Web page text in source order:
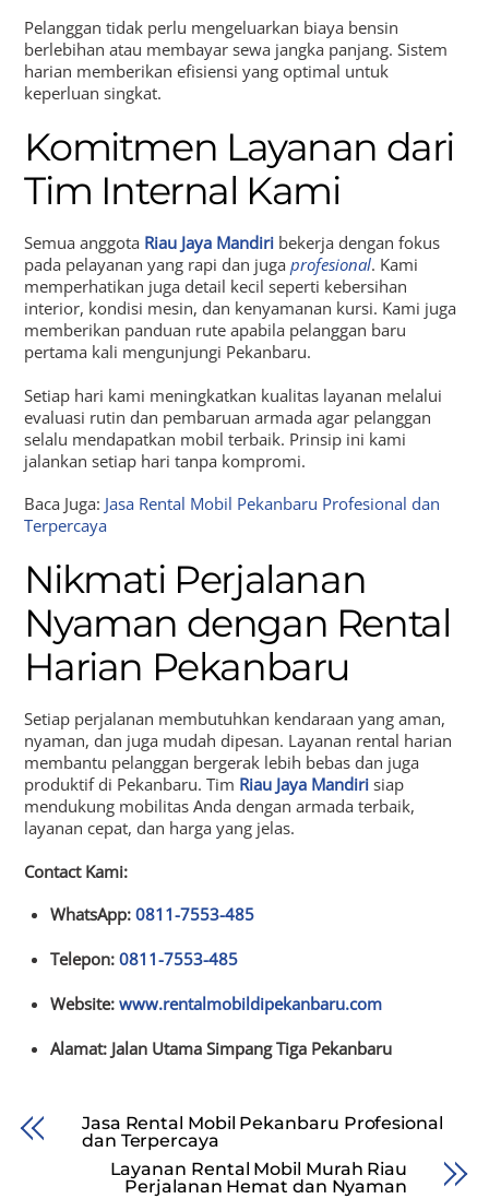
Pelanggan tidak perlu mengeluarkan biaya bensin
berlebihan atau membayar sewa jangka panjang. Sistem
harian memberikan efisiensi yang optimal untuk
keperluan singkat.
Komitmen Layanan dari
Tim Internal Kami
Semua anggota Riau Jaya Mandiri bekerja dengan fokus
pada pelayanan yang rapi dan jugaprofesional. Kami
memperhatikan juga detail kecil seperti kebersihan
interior, kondisi mesin, dan kenyamanan kursi. Kami juga
memberikan panduan rute apabila pelanggan baru
pertama kali mengunjungi Pekanbaru.
Setiap hari kami meningkatkan kualitas layanan melalui
evaluasi rutin dan pembaruan armada agar pelanggan
selalu mendapatkan mobil terbaik. Prinsip ini kami
jalankan setiap hari tanpa kompromi.
Baca Juga: Jasa Rental Mobil Pekanbaru Profesional dan
Terpercaya
Nikmati Perjalanan
Nyaman dengan Rental
Harian Pekanbaru
Setiap perjalanan membutuhkan kendaraan yang aman,
nyaman, dan juga mudah dipesan. Layanan rental harian
membantu pelanggan bergerak lebih bebas dan juga
produktif di Pekanbaru. Tim Riau Jaya Mandiri siap
mendukung mobilitas Anda dengan armada terbaik,
layanan cepat, dan harga yang jelas.
Contact Kami:
WhatsApp:0811-7553-485
Telepon:0811-7553-485
Website:www.rentalmobildipekanbaru.com
Alamat: Jalan Utama Simpang Tiga Pekanbaru
Jasa Rental Mobil Pekanbaru Profesional
dan Terpercaya
Layanan Rental Mobil Murah Riau
Perjalanan Hemat dan Nyaman